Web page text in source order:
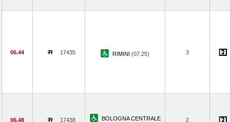
06.44 17435 RIMINI (07.25) 3
06.48 17438
BOLOGNA CENTRALE
2